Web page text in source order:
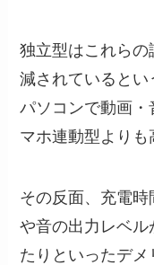
独立型はこれら
減されているとい
パソコンで動画
マホ連動型よりも
その反面、充電
や音の出力レベ
たりといったデメ